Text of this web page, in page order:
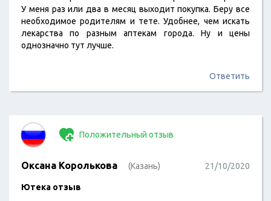
У меня раз или два в месяц выходит покупка. Беру все
необходимое родителям и тете. Удобнее, чем искать
лекарства по разным аптекам города. Ну и цены
однозначно тут лучше.
Ответить
Положительный отзыв
Оксана Королькова (Казань) 21/10/2020
Ютека отзыв